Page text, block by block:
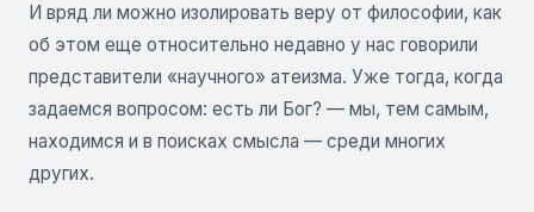
И вряд ли можно изолировать веру от философии, как
об этом еще относительно недавно у нас говорили
представители «научного» атеизма. Уже тогда, когда
задаемся вопросом: есть ли Бог? — мы, тем самым,
находимся и в поисках смысла — среди многих
других.